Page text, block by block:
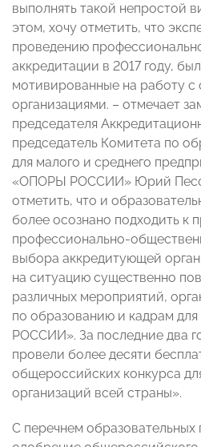
выполнять такой непростой
этом, хочу отметить, что
проведению
аккредитации в 2017 году,
мотивированные на работу с
организациями. – отмечает
председателя
председатель Комитета по
для малого и среднего
«ОПОРЫ РОССИИ» Юрий
отметить, что и
более осознано подходить к
профессионально-
выбора аккредитующей
на ситуацию существенно
различных мероприятий,
по образованию и кадрам
РОССИИ». За последние два
провели более десяти
общероссийских конкурса
организаций всей страны».
С перечнем